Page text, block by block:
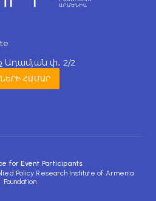
Ադամյան փ․ 2/2
ՀԱՄԱՐ
Policy Research Institute of Armenia
Foundation
for Event Participants